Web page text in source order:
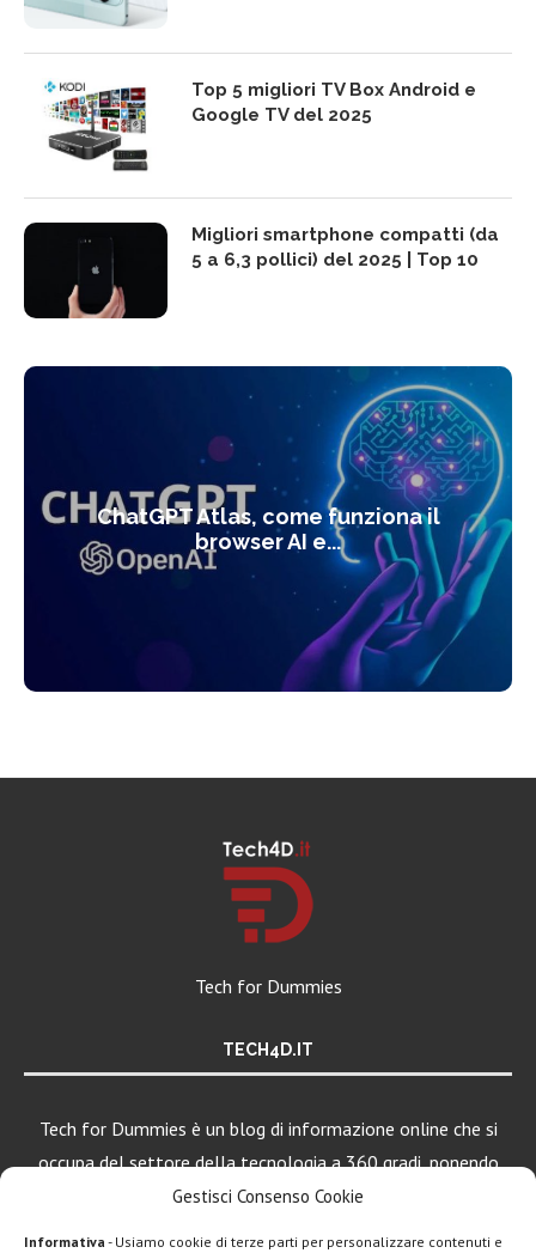
Gestisci Consenso Cookie
Informativa - Usiamo cookie di terze parti per personalizzare contenuti e
Top 5 migliori TV Box Android e
Google TV del 2025
Migliori smartphone compatti (da
5 a 6,3 pollici) del 2025 | Top 10
ChatGPT Atlas, come funziona il
browser AI e...
Tech for Dummies
TECH4D.IT
Tech for Dummies è un blog di informazione online che si
occupa del settore della tecnologia a 360 gradi, ponendo
una particolare attenzione al mondo Android, Apple e